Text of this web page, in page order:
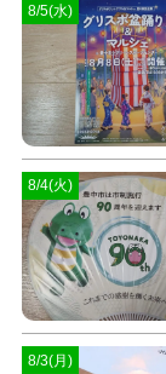
8/5(水)
8/4(火)
8/3(月)